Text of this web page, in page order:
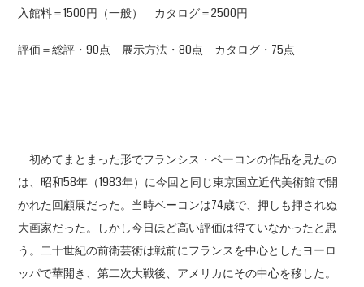
入館料＝1500円（一般） カタログ＝2500円
評価＝総評・90点 展示方法・80点 カタログ・75点
初めてまとまった形でフランシス・ベーコンの作品を見たの
は、昭和58年（1983年）に今回と同じ東京国立近代美術館で開
かれた回顧展だった。当時ベーコンは74歳で、押しも押されぬ
大画家だった。しかし今日ほど高い評価は得ていなかったと思
う。二十世紀の前衛芸術は戦前にフランスを中心としたヨーロ
ッパで華開き、第二次大戦後、アメリカにその中心を移した。